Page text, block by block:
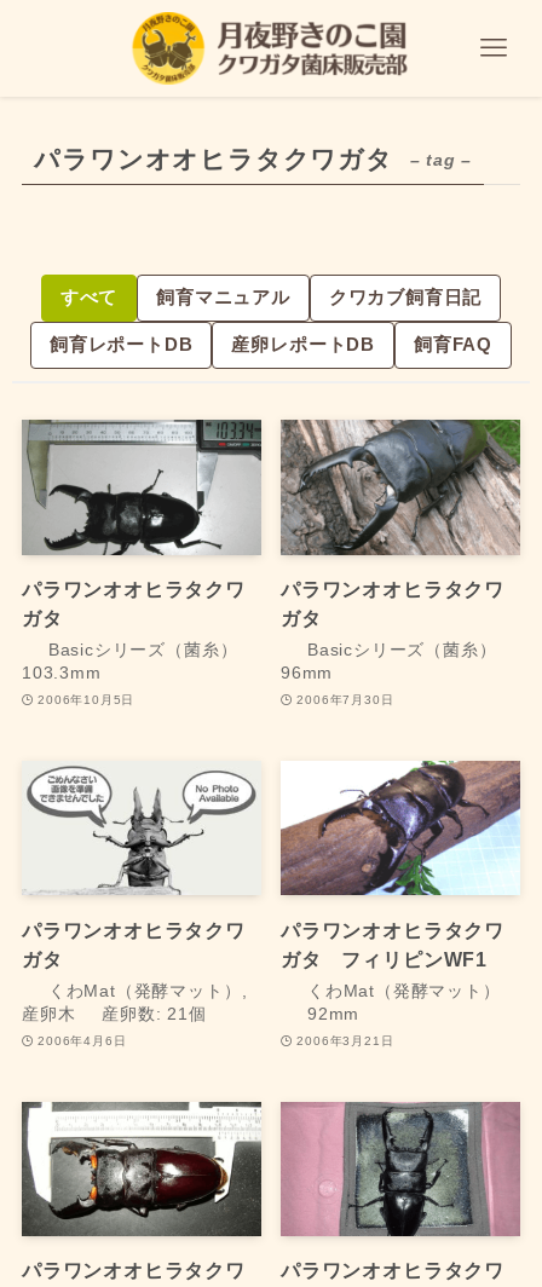
パラワンオオヒラタクワガタ – tag –
すべて 飼育マニュアル クワカブ飼育日記
飼育レポートDB 産卵レポートDB 飼育FAQ
パラワンオオヒラタクワ
ガタ
Basicシリーズ（菌糸）
103.3mm
2006年10月5日
パラワンオオヒラタクワ
ガタ
Basicシリーズ（菌糸）
96mm
2006年7月30日
パラワンオオヒラタクワ
ガタ
くわMat（発酵マット）,
産卵木
産卵数: 21個
2006年4月6日
パラワンオオヒラタクワ
ガタ フィリピンWF1
くわMat（発酵マット）
92mm
2006年3月21日
パラワンオオヒラタクワ
パラワンオオヒラタクワ